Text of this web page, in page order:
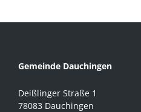
Gemeinde Dauchingen
Deißlinger Straße 1
78083 Dauchingen